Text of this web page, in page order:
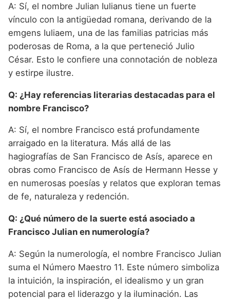
A: Sí, el nombre Julian Iulianus tiene un fuerte
vínculo con la antigüedad romana, derivando de la
emgens Iuliaem, una de las familias patricias más
poderosas de Roma, a la que perteneció Julio
César. Esto le confiere una connotación de nobleza
y estirpe ilustre.
Q: ¿Hay referencias literarias destacadas para el
nombre Francisco?
A: Sí, el nombre Francisco está profundamente
arraigado en la literatura. Más allá de las
hagiografías de San Francisco de Asís, aparece en
obras como Francisco de Asís de Hermann Hesse y
en numerosas poesías y relatos que exploran temas
de fe, naturaleza y redención.
Q: ¿Qué número de la suerte está asociado a
Francisco Julian en numerología?
A: Según la numerología, el nombre Francisco Julian
suma el Número Maestro 11. Este número simboliza
la intuición, la inspiración, el idealismo y un gran
potencial para el liderazgo y la iluminación. Las